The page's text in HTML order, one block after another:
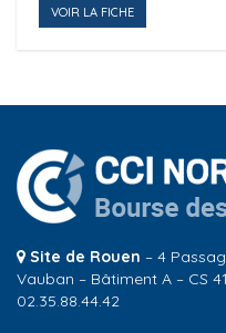
VOIR LA FICHE
Site de Rouen – 4
Vauban – Bâtiment A – CS
02.35.88.44.42